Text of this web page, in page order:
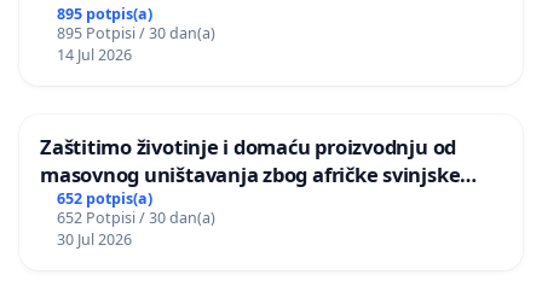
895 potpis(a)
895 Potpisi / 30 dan(a)
14 Jul 2026
Zaštitimo životinje i domaću proizvodnju od
masovnog uništavanja zbog afričke svinjske
kuge
652 potpis(a)
652 Potpisi / 30 dan(a)
30 Jul 2026